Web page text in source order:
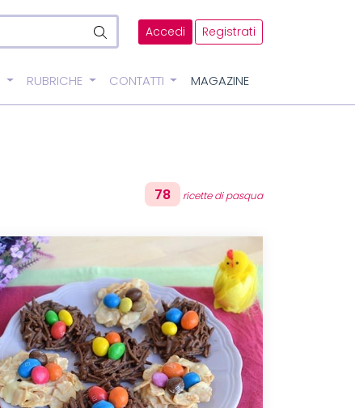
Accedi Registrati
RUBRICHE CONTATTI MAGAZINE
78 ricette di pasqua